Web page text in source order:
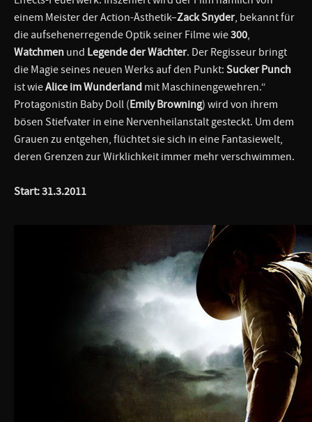
einem Meister der Action-Ästhetik–Zack Snyder, bekannt für
die aufsehenerregende Optik seiner Filme wie300,
Watchmen und Legende der Wächter. Der Regisseur bringt
die Magie seines neuen Werks auf den Punkt: Sucker Punch
ist wieAlice im Wunderland mit Maschinengewehren.“
Protagonistin Baby Doll (Emily Browning) wird von ihrem
bösen Stiefvater in eine Nervenheilanstalt gesteckt. Um dem
Grauen zu entgehen, flüchtet sie sich in eine Fantasiewelt,
deren Grenzen zur Wirklichkeit immer mehr verschwimmen.
Start: 31.3.2011